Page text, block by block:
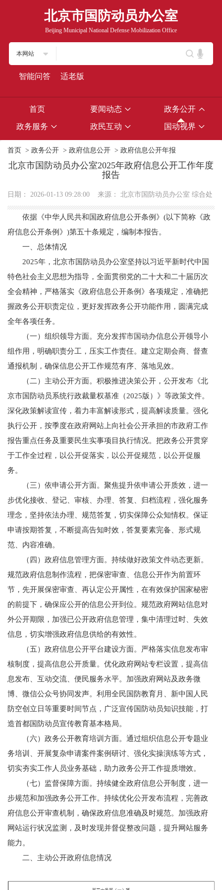
北京市国防动员办公室
Beijing Municipal National Defense Mobilization Office
本网站
智能问答 适老版
首页 要闻动态 政务公开
政务服务 政民互动 国动视界
首页 > 政务公开 > 政府信息公开 > 政府信息公开年报
北京市国防动员办公室2025年政府信息公开工作年度
报告
日期： 2026-01-13 09:28:00 来源： 北京市国防动员办公室 综合处
依据《中华人民共和国政府信息公开条例》(以下简称《政
府信息公开条例》)第五十条规定，编制本报告。
一、总体情况
2025年，北京市国防动员办公室坚持以习近平新时代中国
特色社会主义思想为指导，全面贯彻党的二十大和二十届历次
全会精神，严格落实《政府信息公开条例》各项规定，准确把
握政务公开职责定位，更好发挥政务公开功能作用，圆满完成
全年各项任务。
（一）组织领导方面。充分发挥市国动办信息公开领导小
组作用，明确职责分工，压实工作责任。建立定期会商、督查
通报机制，确保信息公开工作规范有序、落地见效。
（二）主动公开方面。积极推进决策公开，公开发布《北
京市国防动员系统行政裁量权基准（2025版）》等政策文件。
深化政策解读宣传，着力丰富解读形式，提高解读质量。强化
执行公开，按季度在政府网站上向社会公开承担的市政府工作
报告重点任务及重要民生实事项目执行情况。把政务公开贯穿
于工作全过程，以公开促落实，以公开促规范，以公开促服
务。
（三）依申请公开方面。聚焦提升依申请公开质效，进一
步优化接收、登记、审核、办理、答复、归档流程，强化服务
理念，坚持依法办理、规范答复，切实保障公众知情权。保证
申请按期答复，不断提高告知时效，答复要素完备、形式规
范、内容准确。
（四）政府信息管理方面。持续做好政策文件动态更新。
规范政府信息制作流程，把保密审查、信息公开作为前置环
节，先开展保密审查、再认定公开属性，在有效保护国家秘密
的前提下，确保应公开的信息公开到位。规范政府网站信息对
外公开期限，加强已公开政府信息管理，集中清理过时、失效
信息，切实增强政府信息供给的有效性。
（五）政府信息公开平台建设方面。严格落实信息发布审
核制度，提高信息公开质量。优化政府网站专栏设置，提高信
息发布、互动交流、便民服务水平。加强政府网站及政务微
博、微信公众号协同发声。利用全民国防教育月、新中国人民
防空创立日等重要时间节点，广泛宣传国防动员知识技能，打
造首都国防动员宣传教育基本格局。
（六）政务公开教育培训方面。通过组织信息公开专题业
务培训、开展复杂申请案件案例研讨、强化实操演练等方式，
切实夯实工作人员业务基础，助力政务公开工作提质增效。
（七）监督保障方面。持续健全政府信息公开制度，进一
步规范和加强政务公开工作。持续优化公开发布流程，完善政
府信息公开审查机制，确保政府信息准确及时规范。加强政府
网站运行状况监测，及时发现并督促整改问题，提升网站服务
能力。
二、主动公开政府信息情况